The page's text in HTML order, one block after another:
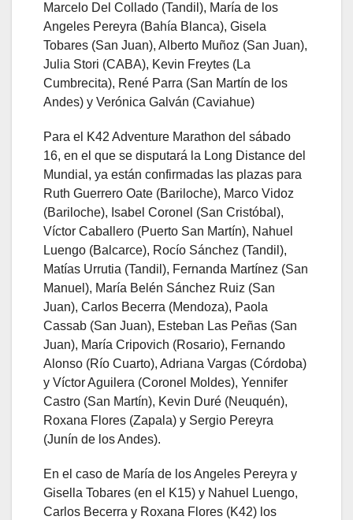
Marcelo Del Collado (Tandil), María de los
Angeles Pereyra (Bahía Blanca), Gisela
Tobares (San Juan), Alberto Muñoz (San Juan),
Julia Stori (CABA), Kevin Freytes (La
Cumbrecita), René Parra (San Martín de los
Andes) y Verónica Galván (Caviahue)
Para el K42 Adventure Marathon del sábado
16, en el que se disputará la Long Distance del
Mundial, ya están confirmadas las plazas para
Ruth Guerrero Oate (Bariloche), Marco Vidoz
(Bariloche), Isabel Coronel (San Cristóbal),
Víctor Caballero (Puerto San Martín), Nahuel
Luengo (Balcarce), Rocío Sánchez (Tandil),
Matías Urrutia (Tandil), Fernanda Martínez (San
Manuel), María Belén Sánchez Ruiz (San
Juan), Carlos Becerra (Mendoza), Paola
Cassab (San Juan), Esteban Las Peñas (San
Juan), María Cripovich (Rosario), Fernando
Alonso (Río Cuarto), Adriana Vargas (Córdoba)
y Víctor Aguilera (Coronel Moldes), Yennifer
Castro (San Martín), Kevin Duré (Neuquén),
Roxana Flores (Zapala) y Sergio Pereyra
(Junín de los Andes).
En el caso de María de los Angeles Pereyra y
Gisella Tobares (en el K15) y Nahuel Luengo,
Carlos Becerra y Roxana Flores (K42) los